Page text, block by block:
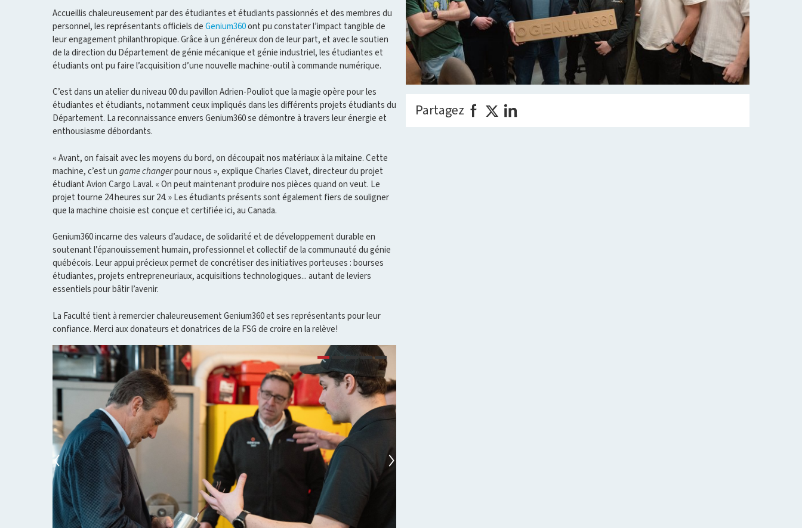
Accueillis chaleureusement par des étudiantes et étudiants passionnés et des membres du
personnel, les représentants officiels de Genium360ont pu constater l’impact tangible de
leur engagement philanthropique. Grâce à un généreux don de leur part, et avec le soutien
de la direction du Département de génie mécanique et génie industriel, les étudiantes et
étudiants ont pu faire l’acquisition d’une nouvelle machine-outil à commande numérique.
C’est dans un atelier du niveau 00 du pavillon Adrien-Pouliot que la magie opère pour les
étudiantes et étudiants, notamment ceux impliqués dans les différents projets étudiants du
Département. La reconnaissance envers Genium360 se démontre à travers leur énergie et
enthousiasme débordants.
« Avant, on faisait avec les moyens du bord, on découpait nos matériaux à la mitaine. Cette
machine, c’est un game changerpour nous », explique Charles Clavet, directeur du projet
étudiant Avion Cargo Laval. « On peut maintenant produire nos pièces quand on veut. Le
projet tourne 24 heures sur 24. » Les étudiants présents sont également fiers de souligner
que la machine choisie est conçue et certifiée ici, au Canada.
Genium360 incarne des valeurs d’audace, de solidarité et de développement durable en
soutenant l’épanouissement humain, professionnel et collectif de la communauté du génie
québécois. Leur appui précieux permet de concrétiser des initiatives porteuses : bourses
étudiantes, projets entrepreneuriaux, acquisitions technologiques... autant de leviers
essentiels pour bâtir l’avenir.
La Faculté tient à remercier chaleureusement Genium360 et ses représentants pour leur
confiance. Merci aux donateurs et donatrices de la FSG de croire en la relève!
Partagez